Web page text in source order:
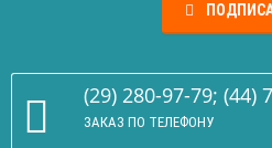
(29) 280-97-79; (44)
ЗАКАЗ ПО ТЕЛЕФОНУ